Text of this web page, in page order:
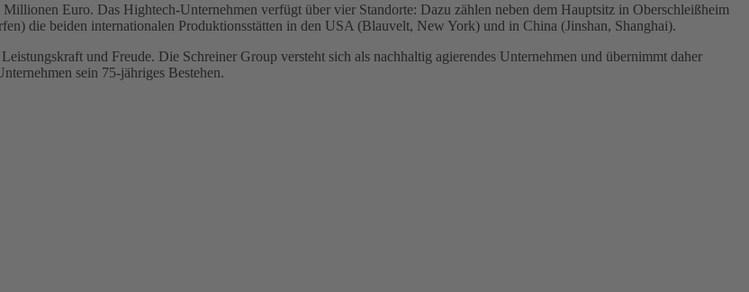
Euro. Das Hightech-Unternehmen verfügt über vier Standorte: Dazu zählen neben dem Hauptsitz in Oberschleißheim
die beiden internationalen Produktionsstätten in den USA (Blauvelt, New York) und in China (Jinshan, Shanghai).
und Freude. Die Schreiner Group versteht sich als nachhaltig agierendes Unternehmen und übernimmt daher
sein 75-jähriges Bestehen.